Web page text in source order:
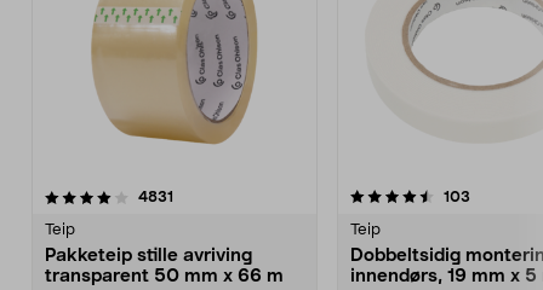
4831
Teip
Pakketeip stille avriving
transparent 50 mm x 66 m
4.5 av 5 stjerner 103
Teip
Dobbeltsidig
innendørs, 19 mm x 5
4.0 av 5 stjerner